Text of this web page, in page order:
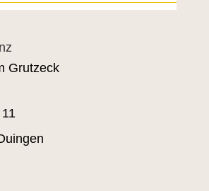
Grutzeck